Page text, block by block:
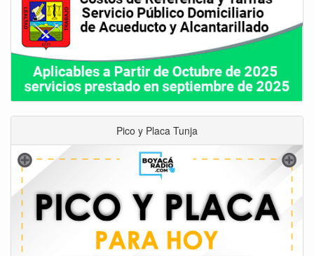
Pico y Placa Tunja